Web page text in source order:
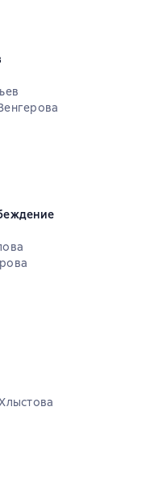
4,6 на основе 10 оценок
4,8 на основе 448 оценок
4,9 на основе 72 оценок